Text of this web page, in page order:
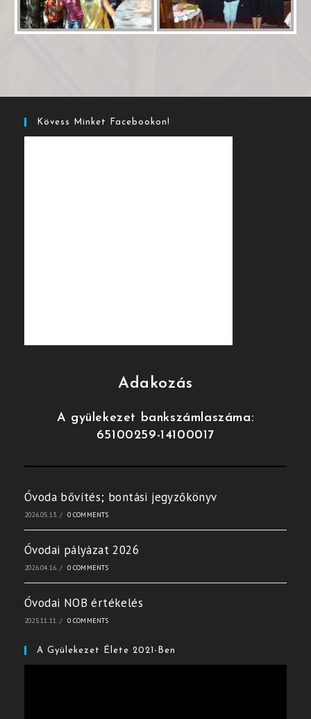
Kövess Minket Facebookon!
Adakozás
A gyülekezet bankszámlaszáma:
65100259-14100017
Óvoda bővítés; bontási jegyzőkönyv
2026.05.13. / 0 COMMENTS
Óvodai pályázat 2026
2026.04.16. / 0 COMMENTS
Óvodai NOB értékelés
2025.11.11. / 0 COMMENTS
A Gyülekezet Élete 2021-Ben